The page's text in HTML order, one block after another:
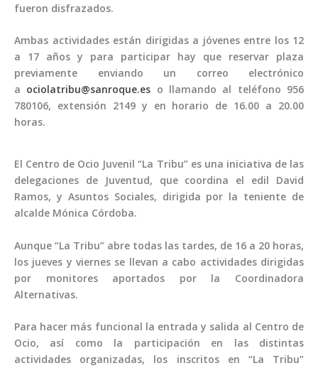
fueron disfrazados.
Ambas actividades están dirigidas a jóvenes entre los 12
a 17 años y para participar hay que reservar plaza
previamente enviando un correo electrónico
a ociolatribu@sanroque.es o llamando al teléfono 956
780106, extensión 2149 y en horario de 16.00 a 20.00
horas.
El Centro de Ocio Juvenil “La Tribu” es una iniciativa de las
delegaciones de Juventud, que coordina el edil David
Ramos, y Asuntos Sociales, dirigida por la teniente de
alcalde Mónica Córdoba.
Aunque “La Tribu” abre todas las tardes, de 16 a 20 horas,
los jueves y viernes se llevan a cabo actividades dirigidas
por monitores aportados por la Coordinadora
Alternativas.
Para hacer más funcional la entrada y salida al Centro de
Ocio, así como la participación en las distintas
actividades organizadas, los inscritos en “La Tribu”